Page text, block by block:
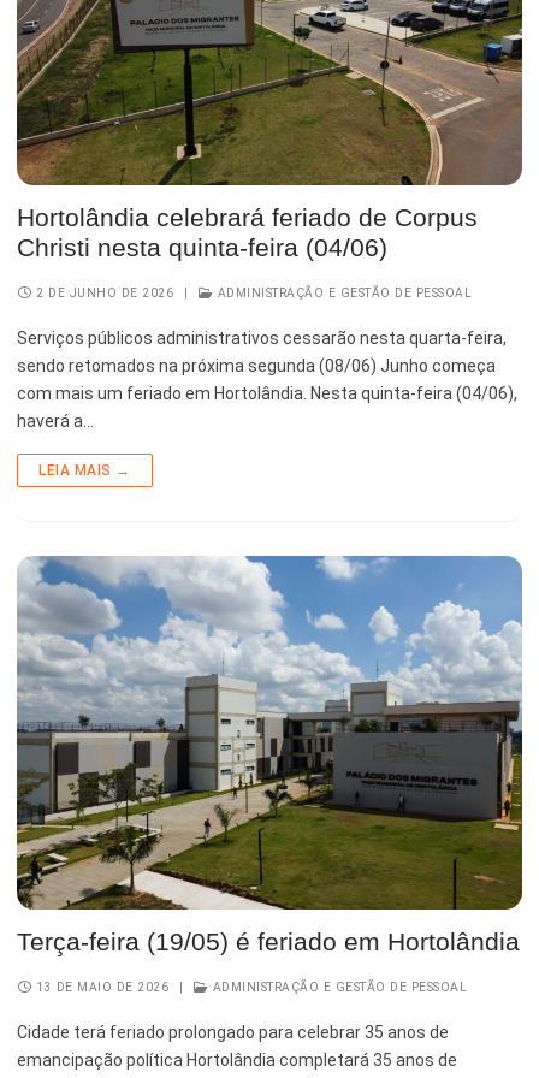
Serviços Urbanos
Tecnologia e Inovação
Hortolândia celebrará feriado de Corpus
Christi nesta quinta-feira (04/06)
2 DE JUNHO DE 2026 ADMINISTRAÇÃO E GESTÃO DE PESSOAL
Serviços públicos administrativos cessarão nesta quarta-feira,
sendo retomados na próxima segunda (08/06) Junho começa
com mais um feriado em Hortolândia. Nesta quinta-feira (04/06),
haverá a…
LEIA MAIS →
Terça-feira (19/05) é feriado em Hortolândia
13 DE MAIO DE 2026 ADMINISTRAÇÃO E GESTÃO DE PESSOAL
Cidade terá feriado prolongado para celebrar 35 anos de
emancipação política Hortolândia completará 35 anos de